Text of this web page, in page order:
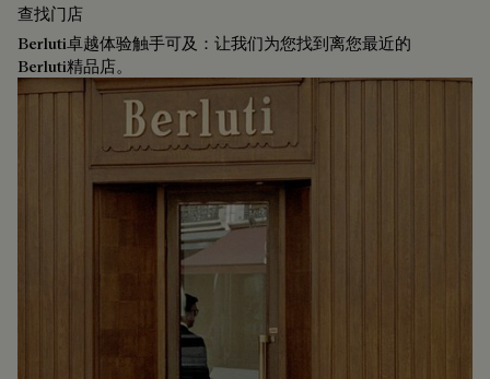
查找门店
Berluti卓越体验触手可及：让我们为您找到离您最近的
Berluti精品店。